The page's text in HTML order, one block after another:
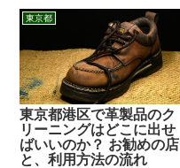
東京都
東京都港区で革製品のク
リーニングはどこに出せ
ばいいのか？ お勧めの店
と、利用方法の流れ